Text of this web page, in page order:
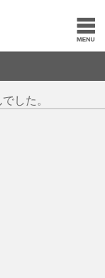
した。